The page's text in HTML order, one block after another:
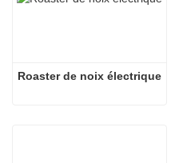
Roaster de noix électrique